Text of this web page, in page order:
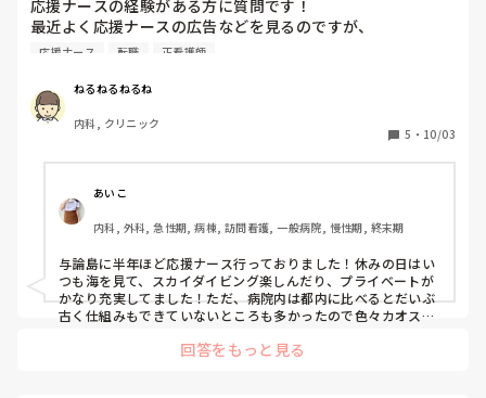
う選び方が分かりやすいかと思います。
少しでも参考になれば幸いです。
応援ナースの経験がある方に質問です！
最近よく応援ナースの広告などを見るのですが、
どのようなシステムで実際働いてみてどうなのか教えていた
また、臨床経験何年以上などの条件や、経験しておいた方が
いい事や技術についても教えていただけると嬉しいです！
応援ナース 転職 正看護師
ねるねるねるね
内科, クリニック
5 ・ 10/03
あいこ
内科, 外科, 急性期, 病棟, 訪問看護, 一般病院, 慢性期, 終末期
与論島に半年ほど応援ナース行っておりました！休みの日はい
つも海を見て、スカイダイビング楽しんだり、プライベートが
かなり充実してました！ただ、病院内は都内に比べるとだいぶ
古く仕組みもできていないところも多かったので色々カオスで
上手くやることができました！
回答をもっと見る